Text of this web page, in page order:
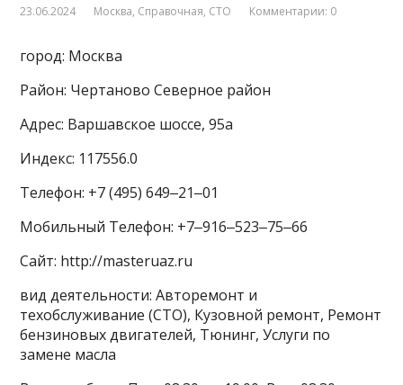
23.06.2024 Москва, Справочная, СТО Комментарии: 0
город: Москва
Район: Чертаново Северное район
Адрес: Варшавское шоссе, 95а
Индекс: 117556.0
Телефон: +7 (495) 649‒21‒01
Мобильный Телефон: +7‒916‒523‒75‒66
Сайт: http://masteruaz.ru
вид деятельности: Авторемонт и
техобслуживание (СТО), Кузовной ремонт, Ремонт
бензиновых двигателей, Тюнинг, Услуги по
замене масла